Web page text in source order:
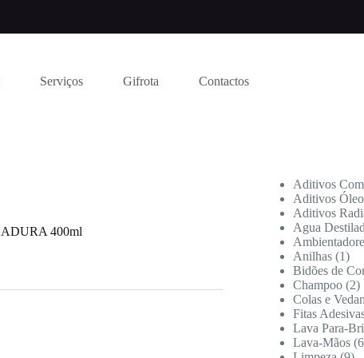
Serviços Gifrota Contactos
400ml
Aditivos
Aditivos
Aditivos
Agua
Anilhas 1
Bidões de
Champoo 2
Colas e
Fitas
Lava Para-
Lava-Mãos 6